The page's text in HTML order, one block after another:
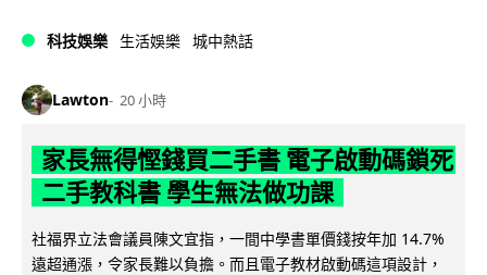
科技娛樂 生活娛樂 城中熱話
Lawton 20 小時
家長無得慳錢買二手書 電子啟動碼鎖死
二手教科書 學生無法做功課
社福界立法會議員陳文宜指，一間中學書單價錢按年加 14.7%
遠超通漲，令家長難以負擔。而且電子教材啟動碼這項設計，